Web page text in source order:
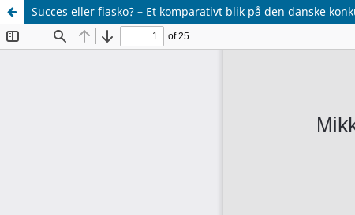
Succes eller fiasko? – Et komparativt blik på den danske